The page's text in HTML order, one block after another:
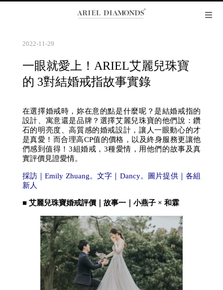
2022-11-29
一眼就愛上！ARIEL艾麗兒珠寶
的 3對結婚戒指故事實錄
在選擇婚戒時，妳在意的點是什麼呢？是結婚戒指的
設計、寓意還是品牌？選擇艾麗兒珠寶的他們說：鑽
石的明亮度、高質感的婚戒設計，讓人一眼動心的才
是真愛！而合理高CP值的價格，以及終身服務更讓他
們感到值得！3組婚戒，3種愛情，用他們的故事及真
實評價見證愛情。
採訪｜Emily Zhuang。文字｜Dancy。圖片提供｜各組
新人
■ 艾麗兒珠寶婚戒評價｜故事一｜小燕子 × 和霖